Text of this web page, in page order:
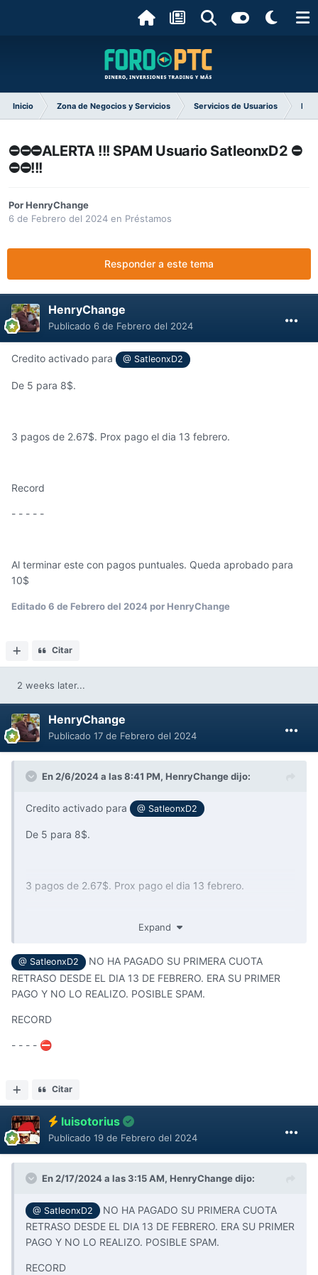
Inicio Zona de Negocios y Servicios Servicios de Usuarios
⛔⛔⛔ALERTA !!! SPAM Usuario SatleonxD2 ⛔
⛔⛔!!!
PorHenryChange
6 de Febrero del 2024 en Préstamos
Responder a este tema
HenryChange
Publicado 6 de Febrero del 2024
Credito activado para @ SatleonxD2
De 5 para 8$.
3 pagos de 2.67$. Prox pago el dia 13 febrero.
Record
- - - - -
Al terminar este con pagos puntuales. Queda aprobado para
10$
Editado6 de Febrero del 2024por HenryChange
Citar
2 weeks later...
HenryChange
Publicado 17 de Febrero del 2024
En 2/6/2024 a las 8:41 PM, HenryChangedijo:
Credito activado para @ SatleonxD2
De 5 para 8$.
3 pagos de 2.67$. Prox pago el dia 13 febrero.
- - - - -
Al terminar este con pagos puntuales. Queda aprobado
Expand
@ SatleonxD2
NO HA PAGADO SU PRIMERA CUOTA
RETRASO DESDE EL DIA 13 DE FEBRERO. ERA SU PRIMER
PAGO Y NO LO REALIZO. POSIBLE SPAM.
RECORD
- - - - ⛔
Citar
luisotorius
Publicado 19 de Febrero del 2024
En 2/17/2024 a las 3:15 AM, HenryChangedijo:
@ SatleonxD2
NO HA PAGADO SU PRIMERA CUOTA
RETRASO DESDE EL DIA 13 DE FEBRERO. ERA SU PRIMER
PAGO Y NO LO REALIZO. POSIBLE SPAM.
RECORD